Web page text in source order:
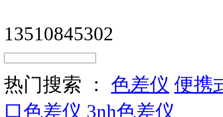
13510845302
热门搜索 ： 色差仪 便携
口色差仪 3nh色差仪